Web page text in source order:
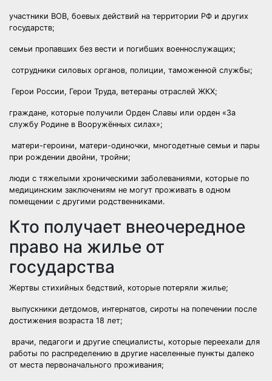
участники ВОВ, боевых действий на территории РФ и других
государств;
семьи пропавших без вести и погибших военнослужащих;
сотрудники силовых органов, полиции, таможенной службы;
Герои России, Герои Труда, ветераны отраслей ЖКХ;
граждане, которые получили Орден Славы или орден «За
службу Родине в Вооружённых силах»;
матери-героини, матери-одиночки, многодетные семьи и пары
при рождении двойни, тройни;
люди с тяжелыми хроническими заболеваниями, которые по
медицинским заключениям не могут проживать в одном
помещении с другими родственниками.
Кто получает внеочередное
право на жилье от
государства
Жертвы стихийных бедствий, которые потеряли жилье;
выпускники детдомов, интернатов, сироты на попечении после
достижения возраста 18 лет;
врачи, педагоги и другие специалисты, которые переехали для
работы по распределению в другие населенные пункты далеко
от места первоначального проживания;